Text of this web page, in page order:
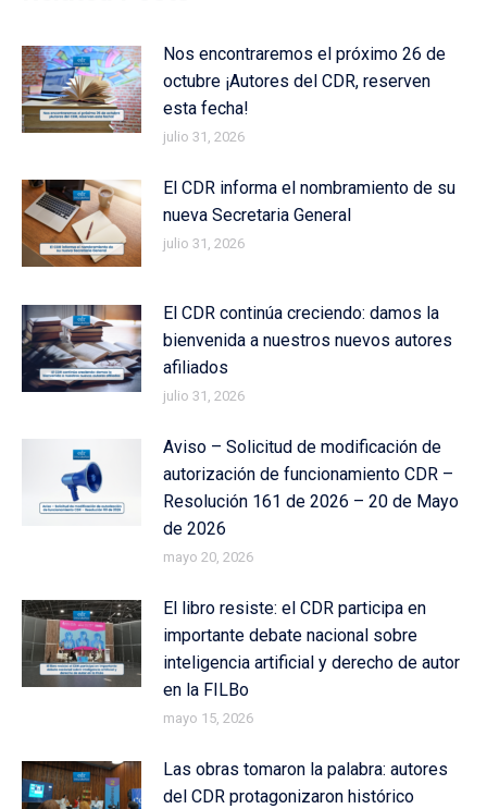
Nos encontraremos el próximo 26 de
octubre ¡Autores del CDR, reserven
esta fecha!
julio 31, 2026
El CDR informa el nombramiento de su
nueva Secretaria General
julio 31, 2026
El CDR continúa creciendo: damos la
bienvenida a nuestros nuevos autores
afiliados
julio 31, 2026
Aviso – Solicitud de modificación de
autorización de funcionamiento CDR –
Resolución 161 de 2026 – 20 de Mayo
de 2026
mayo 20, 2026
El libro resiste: el CDR participa en
importante debate nacional sobre
inteligencia artificial y derecho de autor
en la FILBo
mayo 15, 2026
Las obras tomaron la palabra: autores
del CDR protagonizaron histórico